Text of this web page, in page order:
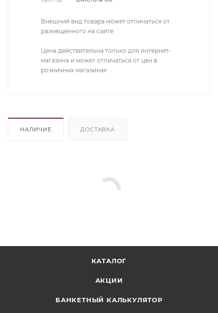
Внешний вид товара может отличаться от
размещенного на сайте
Цена действительна только для интернет-
магазина и может отличаться от цен в
розничных магазинах
НАЛИЧИЕ ДОСТАВКА
КАТАЛОГ
АКЦИИ
БАНКЕТНЫЙ КАЛЬКУЛЯТОР